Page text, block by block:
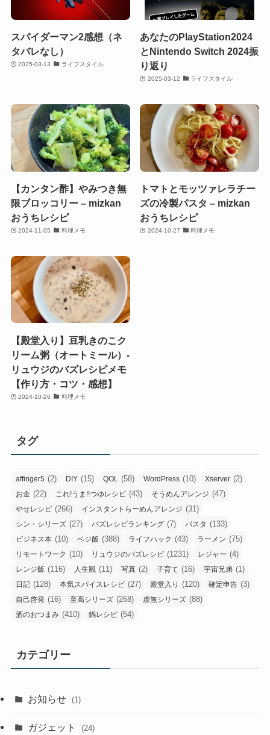
スパイダーマン2感想（ネ
タバレなし）
2025-03-13 ライフスタイル
あなたのPlayStation2024
とNintendo Switch 2024振
り返り
2025-03-12 ライフスタイル
【カンタン酢】やみつき無
限ブロッコリー – mizkan
おうちレシピ
2024-11-05 料理メモ
トマトとモッツァレラチー
ズの冷製パスタ – mizkan
おうちレシピ
2024-10-27 料理メモ
【殿堂入り】豆乳きのこク
リーム粥（オートミール）-
リュウジのバズレシピメモ
【作り方・コツ・感想】
2024-10-26 料理メモ
タグ
affinger5 (2) DIY (15) QOL (58) WordPress (10) Xserver (2)
お金 (22) これ!うま!!つゆレシピ (43) そうめんアレンジ (47)
やせレシピ (266) インスタントらーめんアレンジ (31)
シン・シリーズ (27) バズレシピランキング (7) パスタ (133)
ビジネス本 (10) ベジ飯 (388) ライフハック (43) ラーメン (75)
リモートワーク (10) リュウジのバズレシピ (1231) レジャー (4)
レンジ飯 (116) 人生観 (11) 写真 (2) 子育て (16) 宇宙兄弟 (1)
日記 (128) 本気スパイスレシピ (27) 殿堂入り (120) 確定申告 (3)
自己啓発 (16) 至高シリーズ (268) 虚無シリーズ (88)
酒のおつまみ (410) 鍋レシピ (54)
カテゴリー
お知らせ (1)
ガジェット (24)